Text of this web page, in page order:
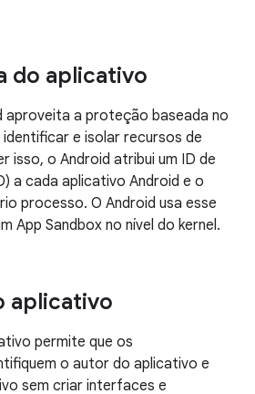
do aplicativo
aproveita a proteção baseada no
identificar e isolar recursos de
isso, o Android atribui um ID de
a cada aplicativo Android e o
processo. O Android usa esse
App Sandbox no nível do kernel.
aplicativo
permite que os
o autor do aplicativo e
sem criar interfaces e